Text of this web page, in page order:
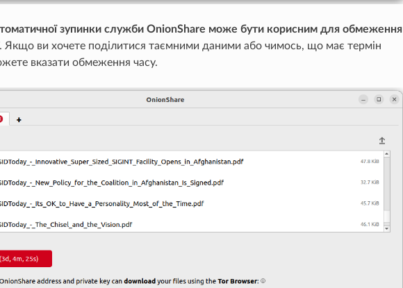
зупинки служби OnionShare може бути корисним для обмеження
Якщо ви хочете поділитися таємними даними або чимось, що має термін
вказати обмеження часу.